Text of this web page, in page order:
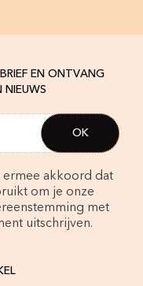
EN ONTVANG
NIEUWS
ermee akkoord dat
om je onze
met
uitschrijven.